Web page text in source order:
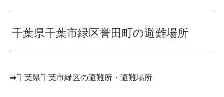
千葉県千葉市緑区誉田町の避難場所
➡︎千葉県千葉市緑区の避難所・避難場所